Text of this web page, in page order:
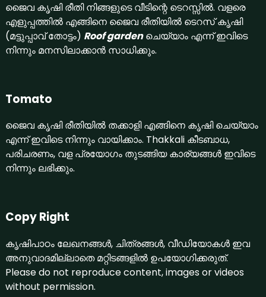
ജൈവ കൃഷി രീതി നിങ്ങളുടെ വീടിന്റെ ടെറസ്സില്‍. വളരെ
എളുപ്പത്തില്‍ എങ്ങിനെ ജൈവ രീതിയില്‍ ടെറസ് കൃഷി
(മട്ടുപ്പാവ് തോട്ടം) Roof gardenചെയ്യാം എന്ന് ഇവിടെ
നിന്നും മനസിലാക്കാന്‍ സാധിക്കും.
Tomato
ജൈവ കൃഷി രീതിയില്‍ തക്കാളി എങ്ങിനെ കൃഷി ചെയ്യാം
എന്ന് ഇവിടെ നിന്നും വായിക്കാം. Thakkali കീടബാധ,
പരിചരണം, വള പ്രയോഗം തുടങ്ങിയ കാര്യങ്ങള്‍ ഇവിടെ
നിന്നും ലഭിക്കും.
Copy Right
കൃഷിപാഠം ലേഖനങ്ങള്‍, ചിത്രങ്ങള്‍, വീഡിയോകള്‍ ഇവ
അനുവാദമില്ലാതെ മറ്റിടങ്ങളില്‍ ഉപയോഗിക്കരുത്.
Please do not reproduce content, images or videos
without permission.